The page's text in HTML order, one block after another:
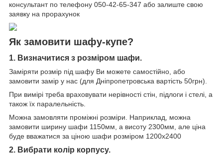
консультант по телефону 050-42-65-347 або залиште свою
заявку на прорахунок
Як замовити шафу-купе?
1. Визначитися з розміром шафи.
Заміряти розмір під шафу Ви можете самостійно, або
замовити замір у нас (для Дніпропетровська вартість 50грн).
При вимірі треба враховувати нерівності стін, підлоги і стелі, а
також їх паралельність.
Можна замовляти проміжні розміри. Наприклад, можна
замовити ширину шафи 1150мм, а висоту 2300мм, але ціна
буде вважатися за ціною шафи розміром 1200х2400
2. Вибрати колір корпусу.